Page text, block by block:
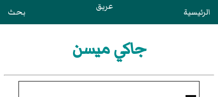
الرئيسية عريق بحث
جاكي ميسن